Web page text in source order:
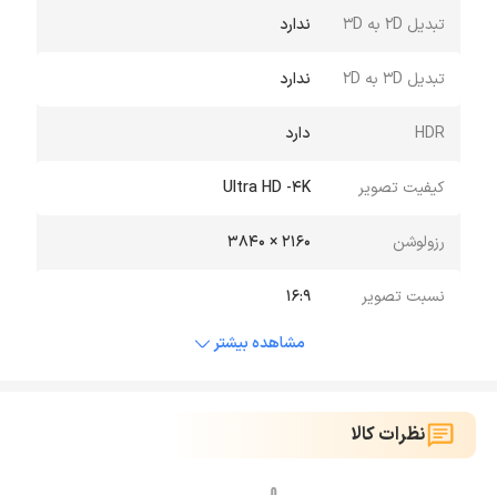
تبدیل 2D به 3D ندارد
تبدیل 3D به 2D ندارد
HDR دارد
کیفیت تصویر Ultra HD -4K
رزولوشن 2160 × 3840
نسبت تصویر
16:9
مشاهده بیشتر
نظرات کالا